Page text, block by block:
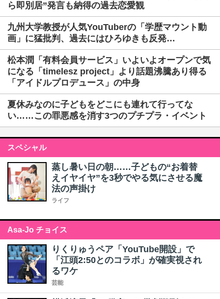
ら即別居”発言も納得の過去恋愛観
九州大学教授が人気YouTuberの「学歴マウント動
画」に猛批判、過去にはひろゆきも反発…
松本潤「有料会員サービス」いよいよオープンで気
になる「timelesz project」より話題沸騰あり得る
「アイドルプロデュース」の中身
夏休みなのに子どもをどこにも連れて行ってな
い……この罪悪感を消す3つのプチプラ・イベント
スペシャル
蒸し暑い日の朝……子どもの“お着替
えイヤイヤ”を3秒でやる気にさせる魔
法の声掛け
ライフ
Asa-Jo チョイス
りくりゅうペア「YouTube開設」で
「江頭2:50とのコラボ」が確実視され
るワケ
芸能